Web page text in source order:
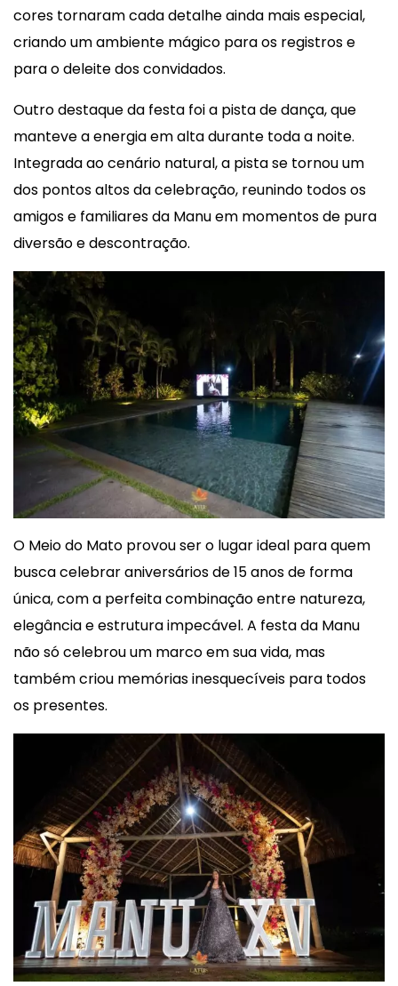
cores tornaram cada detalhe ainda mais especial,
criando um ambiente mágico para os registros e
para o deleite dos convidados.
Outro destaque da festa foi a pista de dança, que
manteve a energia em alta durante toda a noite.
Integrada ao cenário natural, a pista se tornou um
dos pontos altos da celebração, reunindo todos os
amigos e familiares da Manu em momentos de pura
diversão e descontração.
O Meio do Mato provou ser o lugar ideal para quem
busca celebrar aniversários de 15 anos de forma
única, com a perfeita combinação entre natureza,
elegância e estrutura impecável. A festa da Manu
não só celebrou um marco em sua vida, mas
também criou memórias inesquecíveis para todos
os presentes.